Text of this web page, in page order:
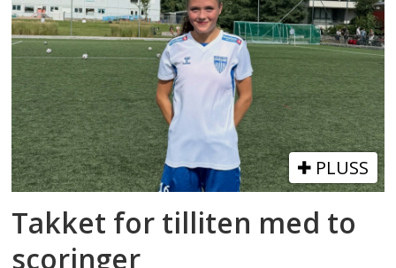
PLUSS
Takket for tilliten med to
scoringer